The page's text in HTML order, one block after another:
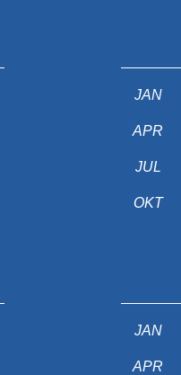
JAN
APR
JUL
OKT
JAN
APR